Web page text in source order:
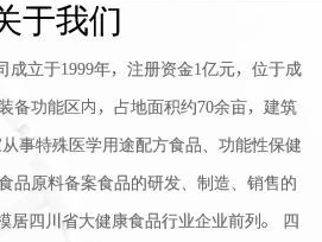
于我们
成立于1999年，注册资金1亿元，位于成
备功能区内，占地面积约70余亩，建筑
事特殊医学用途配方食品、功能性保健
品原料备案食品的研发、制造、销售的
居四川省大健康食品行业企业前列。 四